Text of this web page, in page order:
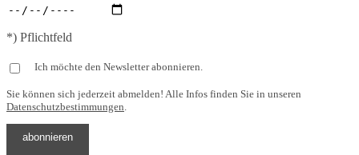
*) Pflichtfeld
Ich möchte den Newsletter abonnieren.
Sie können sich jederzeit abmelden! Alle Infos finden Sie in unseren
Datenschutzbestimmungen.